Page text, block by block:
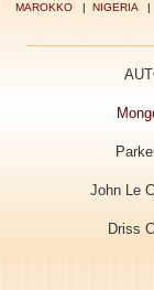
MAROKKO| NIGERIA|
John Le
Driss